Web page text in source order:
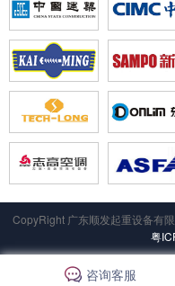
CopyRight 广东顺发起重设备有
粤
咨询客服